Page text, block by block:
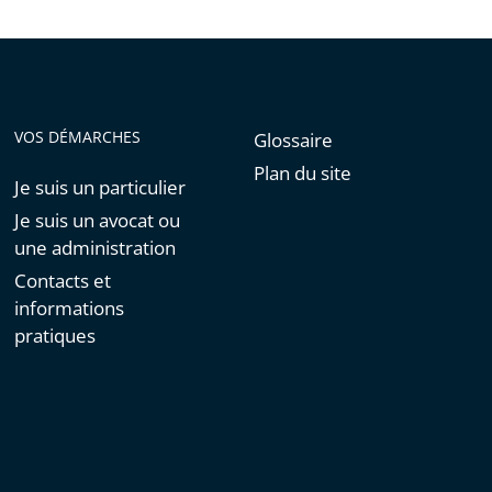
VOS DÉMARCHES
Je suis un particulier
Je suis un avocat ou
une administration
Contacts et
informations
pratiques
Glossaire
Plan du site